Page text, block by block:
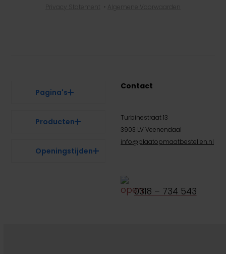
Privacy Statement • Algemene Voorwaarden
Pagina's
Producten
Openingstijden
Contact
Turbinestraat 13
3903 LV Veenendaal
info@plaatopmaatbestellen.nl
0318 – 734 543